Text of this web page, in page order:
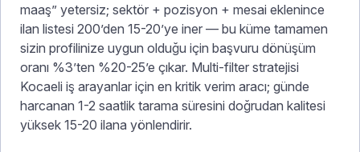
maaş” yetersiz; sektör + pozisyon + mesai eklenince
ilan listesi 200’den 15-20’ye iner — bu küme tamamen
sizin profilinize uygun olduğu için başvuru dönüşüm
oranı %3’ten %20-25’e çıkar. Multi-filter stratejisi
Kocaeli iş arayanlar için en kritik verim aracı; günde
harcanan 1-2 saatlik tarama süresini doğrudan kalitesi
yüksek 15-20 ilana yönlendirir.